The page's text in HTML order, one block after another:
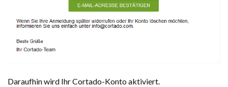
Daraufhin wird Ihr Cortado-Konto aktiviert.